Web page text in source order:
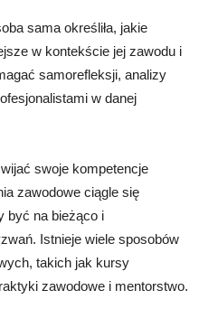
sama określiła, jakie
w kontekście jej zawodu i
samorefleksji, analizy
w danej
swoje kompetencje
zawodowe ciągle się
być na bieżąco i
Istnieje wiele sposobów
takich jak kursy
zawodowe i mentorstwo.